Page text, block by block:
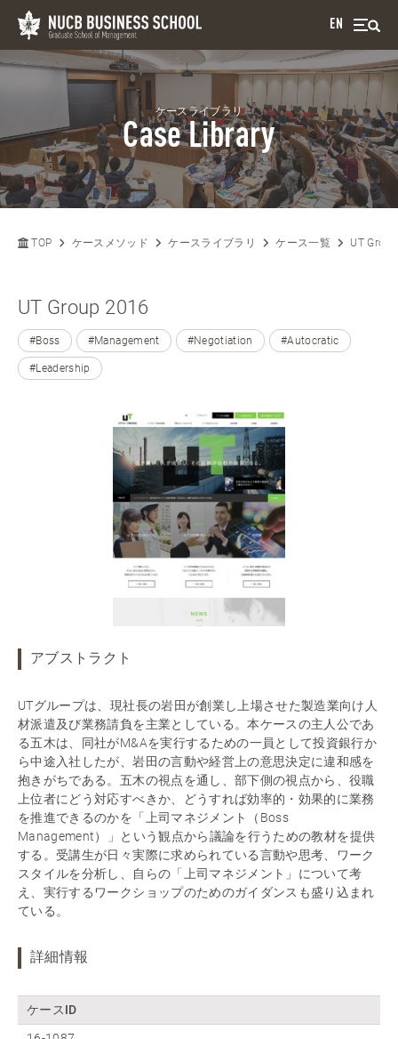
EN
ケースライブラリ
Case Library
TOP ケースメソッド ケースライブラリ ケース一覧 UT
UT Group 2016
#Boss #Management #Negotiation #Autocratic
#Leadership
アブストラクト
UTグループは、現社長の岩田が創業し上場させた製造業向け人
材派遣及び業務請負を主業としている。本ケースの主人公であ
る五木は、同社がM&Aを実行するための一員として投資銀行か
ら中途入社したが、岩田の言動や経営上の意思決定に違和感を
抱きがちである。五木の視点を通し、部下側の視点から、役職
上位者にどう対応すべきか、どうすれば効率的・効果的に業務
を推進できるのかを「上司マネジメント（Boss
Management）」という観点から議論を行うための教材を提供
する。受講生が日々実際に求められている言動や思考、ワーク
スタイルを分析し、自らの「上司マネジメント」について考
え、実行するワークショップのためのガイダンスも盛り込まれ
ている。
詳細情報
ケースID